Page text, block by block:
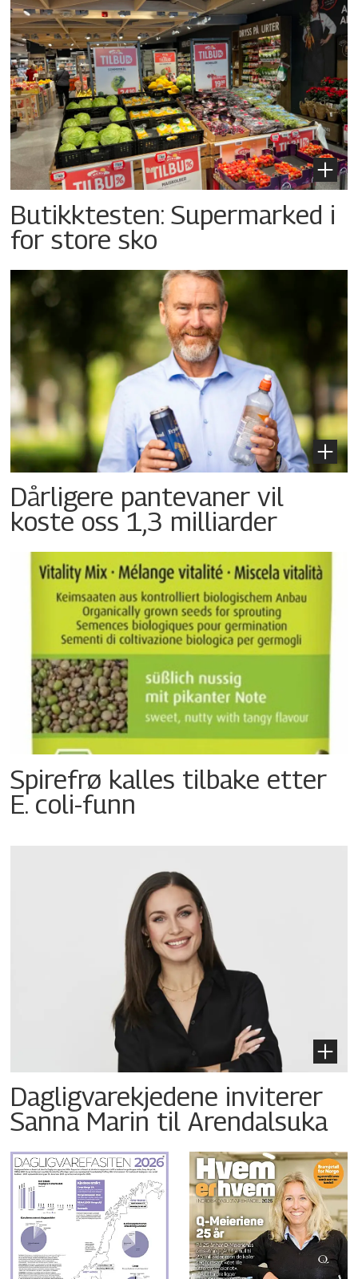
Butikktesten: Supermarked i
for store sko
Dårligere pantevaner vil
koste oss 1,3 milliarder
Spirefrø kalles tilbake etter
E. coli-funn
Dagligvarekjedene inviterer
Sanna Marin til Arendalsuka